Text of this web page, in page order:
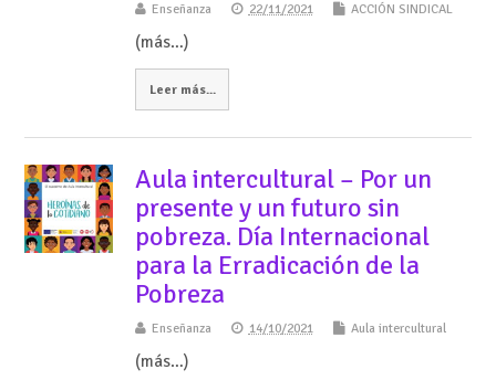
Enseñanza 22/11/2021 ACCIÓN SINDICAL
(más…)
Leer más...
Aula intercultural – Por un
presente y un futuro sin
pobreza. Día Internacional
para la Erradicación de la
Pobreza
Enseñanza 14/10/2021 Aula intercultural
(más…)